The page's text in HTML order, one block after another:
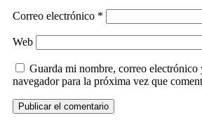
Correo electrónico *
Web
Guarda mi nombre, correo electrónico
navegador para la próxima vez que